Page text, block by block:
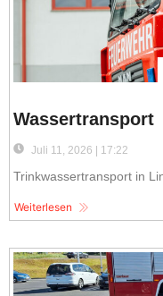
Wassertransport
Juli 11, 2026 | 17:22
Trinkwassertransport in
Weiterlesen